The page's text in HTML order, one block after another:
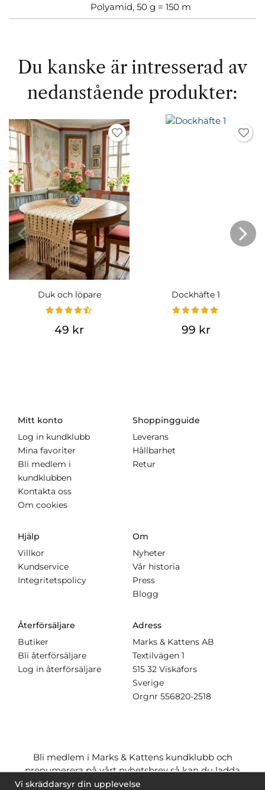
Polyamid, 50 g = 150 m
Du kanske är intresserad av
nedanstående produkter:
Duk och löpare
49 kr
Dockhäfte 1
99 kr
Mitt konto
Log in kundklubb
Mina favoriter
Bli medlem i
kundklubben
Kontakta oss
Om cookies
Shoppingguide
Leverans
Hållbarhet
Retur
Hjälp
Villkor
Kundservice
Integritetspolicy
Om
Nyheter
Vår historia
Press
Blogg
Återförsäljare
Butiker
Bli återförsäljare
Log in återförsäljare
Adress
Marks & Kattens AB
Textilvägen 1
515 32 Viskafors
Sverige
Orgnr 556820-2518
Bli medlem i Marks & Kattens kundklubb och
prenumerera på vårt nyhetsbrev så kan du ladda
ner många mönstergratisoch få många
Vi skräddarsyr din upplevelse